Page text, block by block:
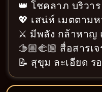
👑 โชคลาภ บริวา
💖 เสน่ห์ เมตตาม
⚔️ มีพลัง กล้าหาญ
🫱🏼‍🫲🏼 สื่อสาร
📝 สุขุม ละเอียด